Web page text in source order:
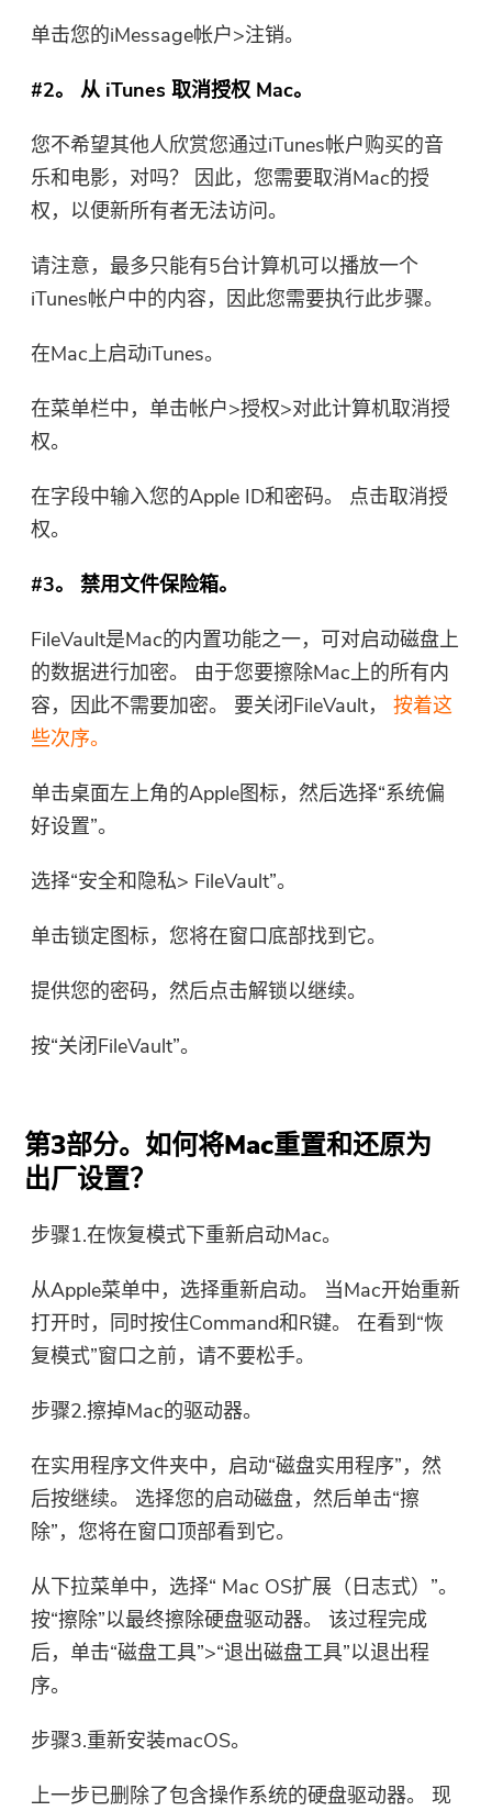
单击您的iMessage帐户>注销。
#2。 从 iTunes 取消授权 Mac。
您不希望其他人欣赏您通过iTunes帐户购买的音
乐和电影，对吗？ 因此，您需要取消Mac的授
权，以便新所有者无法访问。
请注意，最多只能有5台计算机可以播放一个
iTunes帐户中的内容，因此您需要执行此步骤。
在Mac上启动iTunes。
在菜单栏中，单击帐户>授权>对此计算机取消授
权。
在字段中输入您的Apple ID和密码。 点击取消授
权。
#3。 禁用文件保险箱。
FileVault是Mac的内置功能之一，可对启动磁盘上
的数据进行加密。 由于您要擦除Mac上的所有内
容，因此不需要加密。 要关闭FileVault，
按着这
些次序。
单击桌面左上角的Apple图标，然后选择“系统偏
好设置”。
选择“安全和隐私> FileVault”。
单击锁定图标，您将在窗口底部找到它。
提供您的密码，然后点击解锁以继续。
按“关闭FileVault”。
第3部分。如何将Mac重置和还原为
出厂设置？
步骤1.在恢复模式下重新启动Mac。
从Apple菜单中，选择重新启动。 当Mac开始重新
打开时，同时按住Command和R键。 在看到“恢
复模式”窗口之前，请不要松手。
步骤2.擦掉Mac的驱动器。
在实用程序文件夹中，启动“磁盘实用程序”，然
后按继续。 选择您的启动磁盘，然后单击“擦
除”，您将在窗口顶部看到它。
从下拉菜单中，选择“ Mac OS扩展（日志式）”。
按“擦除”以最终擦除硬盘驱动器。 该过程完成
后，单击“磁盘工具”>“退出磁盘工具”以退出程
序。
步骤3.重新安装macOS。
上一步已删除了包含操作系统的硬盘驱动器。 现
立即购买